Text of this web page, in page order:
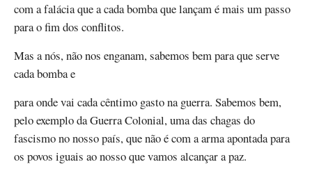
com a falácia que a cada bomba que lançam é mais um passo
para o fim dos conflitos.
Mas a nós, não nos enganam, sabemos bem para que serve
cada bomba e
para onde vai cada cêntimo gasto na guerra. Sabemos bem,
pelo exemplo da Guerra Colonial, uma das chagas do
fascismo no nosso país, que não é com a arma apontada para
os povos iguais ao nosso que vamos alcançar a paz.